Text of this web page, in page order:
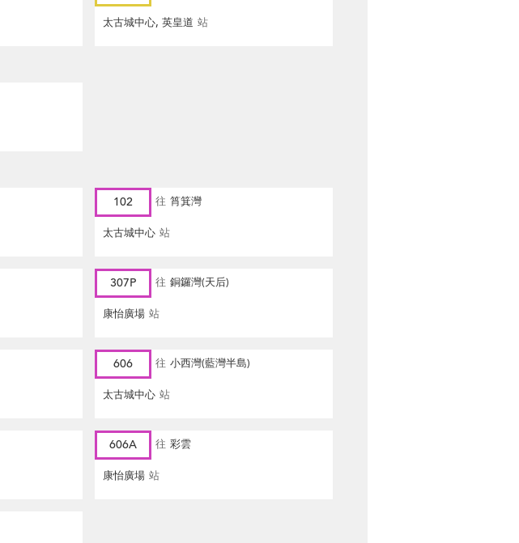
太古城中心, 英皇道 站
102 往 筲箕灣
太古城中心 站
307P 往 銅鑼灣(天后)
康怡廣場 站
606 往 小西灣(藍灣半島)
太古城中心 站
606A 往 彩雲
康怡廣場 站